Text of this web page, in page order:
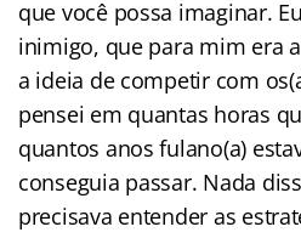
que você possa imaginar.
inimigo, que para mim era a
a ideia de competir com
pensei em quantas horas
quantos anos fulano(a)
conseguia passar. Nada
precisava entender as